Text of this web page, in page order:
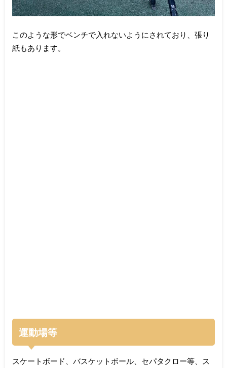
このような形でベンチで入れないようにされており、張り
紙もあります。
運動場等
スケートボード、バスケットボール、セパタクロー等、ス